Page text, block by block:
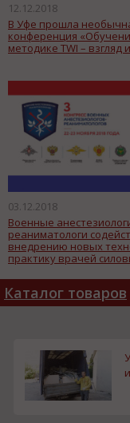
12.12.2018
В Уфе прошла
конференция
методике TWI – взгляд
03.12.2018
Военные
реаниматологи
внедрению новых
практику врачей
Каталог товаров